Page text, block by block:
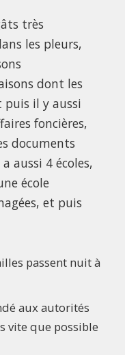
très
les pleurs,
dont les
il y aussi
foncières,
documents
aussi 4 écoles,
école
et puis
passent nuit à
aux autorités
vite que possible